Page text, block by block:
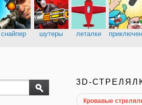
снайпер шутеры леталки
3D-
Кровавые